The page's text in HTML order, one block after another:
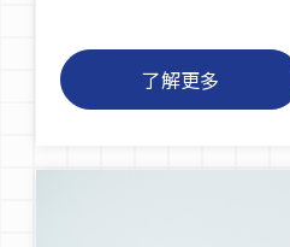
了解更多